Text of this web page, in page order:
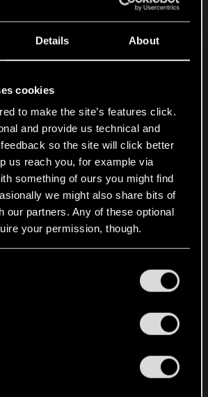
Details About
cookies
to make the site’s features click.
and provide us technical and
so the site will click better
us reach you, for example via
something of ours you might find
we might also share bits of
our partners. Any of these optional
your permission, though.
regarding them in the
トを検討しており、現在その
います」――チェリ・ノウリ
を加えようとしているようで
であるならば、そもそも変更
が… 以上、ウェストブルック
スがお届けしました。では、
パートにお戻しします。
のプロジェクトに移ってきて
作業のうちのひとつです。UI
理解するために、長い時間を
べていた結果、ビデオのセッ
あることが発覚しました。ビ
実際のシークエンスより短く
ンの選択肢を選ぶにあたっ
十分な情報を提供することが
—Natalia, UIプログラマー,